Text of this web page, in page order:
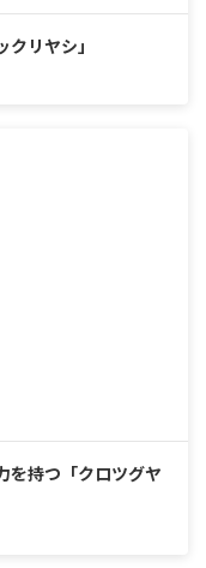
リヤシ」
を持つ「クロツグヤ